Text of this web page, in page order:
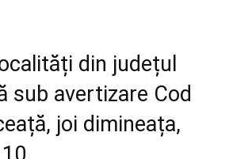
din județul
sub avertizare Cod
joi dimineața,